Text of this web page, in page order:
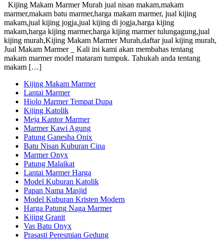
Kijing Makam Marmer Murah jual nisan makam,makam
marmer,makam batu marmer,harga makam marmer, jual kijing
makam,jual kijing jogja,jual kijing di jogja,harga kijing
makam,harga kijing marmer,harga kijing marmer tulungagung,jual
kijing murah,Kijing Makam Marmer Murah,daftar jual kijing murah,
Jual Makam Marmer _ Kali ini kami akan membahas tentang
makam marmer model mataram tumpuk. Tahukah anda tentang
makam […]
Kijing Makam Marmer
Lantai Marmer
Hiolo Marmer Tempat Dupa
Kijing Katolik
Meja Kantor Marmer
Marmer Kawi Agung
Patung Ganesha Onix
Batu Nisan Kuburan Cina
Marmer Onyx
Patung Malaikat
Lantai Marmer Harga
Model Kuburan Katolik
Papan Nama Masjid
Model Kuburan Kristen Modern
Harga Patung Naga Marmer
Kijing Granit
Vas Batu Onyx
Prasasti Peresmian Gedung